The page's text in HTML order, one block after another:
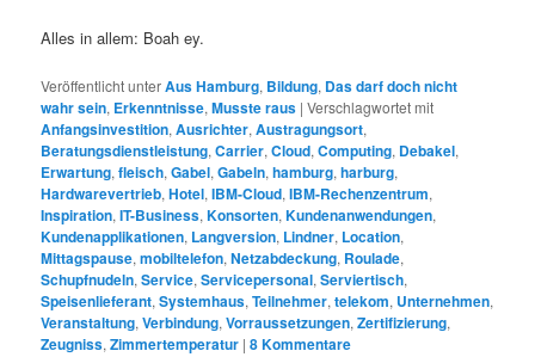
Alles in allem: Boah ey.
Veröffentlicht unterAus Hamburg, Bildung, Das darf doch nicht
wahr sein, Erkenntnisse,Musste raus |Verschlagwortet mit
Anfangsinvestition,Ausrichter,Austragungsort,
Beratungsdienstleistung,Carrier,Cloud,Computing, Debakel,
Erwartung,fleisch,Gabel,Gabeln,hamburg,harburg,
Hardwarevertrieb,Hotel,IBM-Cloud,IBM-Rechenzentrum,
Inspiration,IT-Business,Konsorten,Kundenanwendungen,
Kundenapplikationen, Langversion, Lindner, Location,
Mittagspause,mobiltelefon,Netzabdeckung, Roulade,
Schupfnudeln,Service,Servicepersonal,Serviertisch,
Speisenlieferant,Systemhaus,Teilnehmer,telekom, Unternehmen,
Veranstaltung,Verbindung,Vorraussetzungen,Zertifizierung,
Zeugniss,Zimmertemperatur |8Kommentare